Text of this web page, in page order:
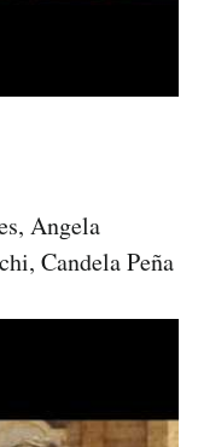
Angela
Candela Peña